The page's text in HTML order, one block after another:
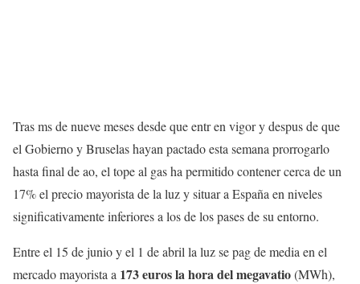
Tras ms de nueve meses desde que entr en vigor y despus de que
el Gobierno y Bruselas hayan pactado esta semana prorrogarlo
hasta final de ao, el tope al gas ha permitido contener cerca de un
17% el precio mayorista de la luz y situar a España en niveles
significativamente inferiores a los de los pases de su entorno.
Entre el 15 de junio y el 1 de abril la luz se pag de media en el
mercado mayorista a 173 euros la hora del megavatio(MWh),